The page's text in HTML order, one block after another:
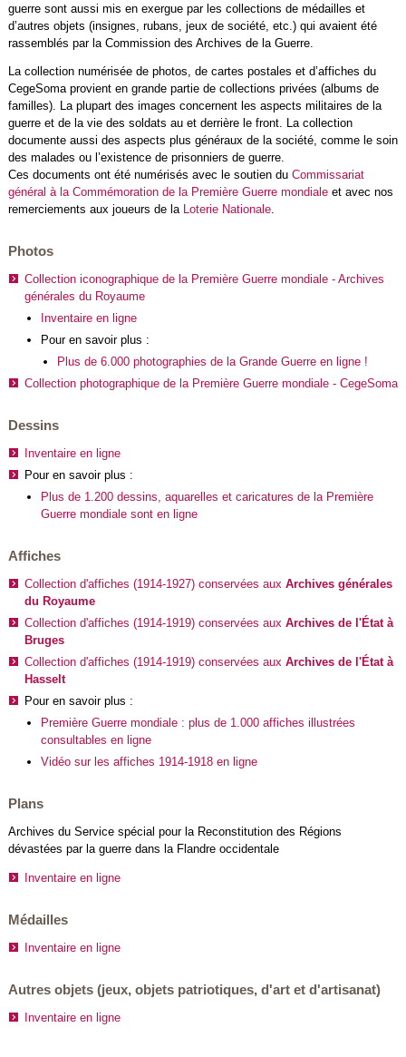
guerre sont aussi mis en exergue par les collections de médailles et
d’autres objets (insignes, rubans, jeux de société, etc.) qui avaient été
rassemblés par la Commission des Archives de la Guerre.
La collection numérisée de photos, de cartes postales et d’affiches du
CegeSoma provient en grande partie de collections privées (albums de
familles). La plupart des images concernent les aspects militaires de la
guerre et de la vie des soldats au et derrière le front. La collection
documente aussi des aspects plus généraux de la société, comme le soin
des malades ou l’existence de prisonniers de guerre.
Ces documents ont été numérisés avec le soutien du Commissariat
général à la Commémoration de la Première Guerre mondialeet avec nos
remerciements aux joueurs de la Loterie Nationale.
Photos
Collection iconographique de la Première Guerre mondiale - Archives
générales du Royaume
Inventaire en ligne
Pour en savoir plus :
Plus de 6.000 photographies de la Grande Guerre en ligne !
Collection photographique de la Première Guerre mondiale - CegeSoma
Dessins
Inventaire en ligne
Pour en savoir plus :
Plus de 1.200 dessins, aquarelles et caricatures de la Première
Guerre mondiale sont en ligne
Affiches
Collection d'affiches (1914-1927) conservées aux Archives générales
du Royaume
Collection d'affiches (1914-1919) conservées aux Archives de l'État à
Bruges
Collection d'affiches (1914-1919) conservées aux Archives de l'État à
Hasselt
Pour en savoir plus :
Première Guerre mondiale : plus de 1.000 affiches illustrées
consultables en ligne
Vidéo sur les affiches 1914-1918 en ligne
Plans
Archives du Service spécial pour la Reconstitution des Régions
dévastées par la guerre dans la Flandre occidentale
Inventaire en ligne
Médailles
Inventaire en ligne
Autres objets (jeux, objets patriotiques, d'art et d'artisanat)
Inventaire en ligne